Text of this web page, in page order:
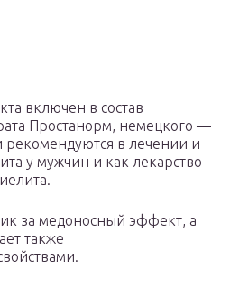
включен в состав
Простанорм, немецкого —
рекомендуются в лечении и
у мужчин и как лекарство
за медоносный эффект, а
также